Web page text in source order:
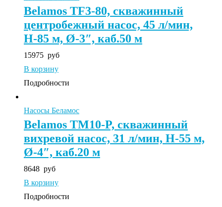
Belamos TF3-80, скважинный
центробежный насос, 45 л/мин,
Н-85 м, Ø-3″, каб.50 м
15975 руб
В корзину
Подробности
Насосы Беламос
Belamos ТМ10-P, скважинный
вихревой насос, 31 л/мин, Н-55 м,
Ø-4″, каб.20 м
8648 руб
В корзину
Подробности